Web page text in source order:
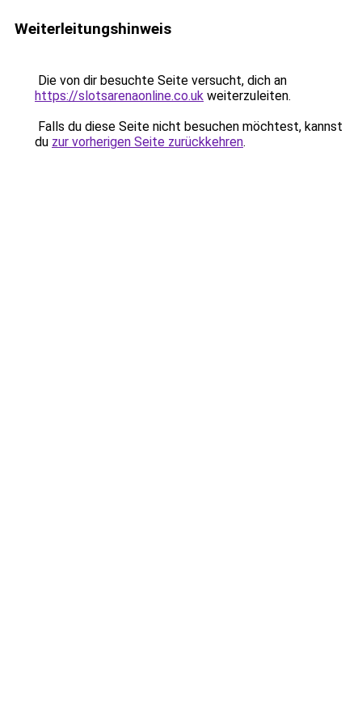
Weiterleitungshinweis
Die von dir besuchte Seite versucht, dich an
https://slotsarenaonline.co.uk weiterzuleiten.
Falls du diese Seite nicht besuchen möchtest, kannst
du zur vorherigen Seite zurückkehren.